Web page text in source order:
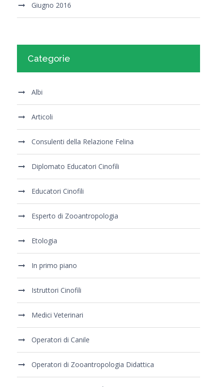
Giugno 2016
Categorie
Albi
Articoli
Consulenti della Relazione Felina
Diplomato Educatori Cinofili
Educatori Cinofili
Esperto di Zooantropologia
Etologia
In primo piano
Istruttori Cinofili
Medici Veterinari
Operatori di Canile
Operatori di Zooantropologia Didattica